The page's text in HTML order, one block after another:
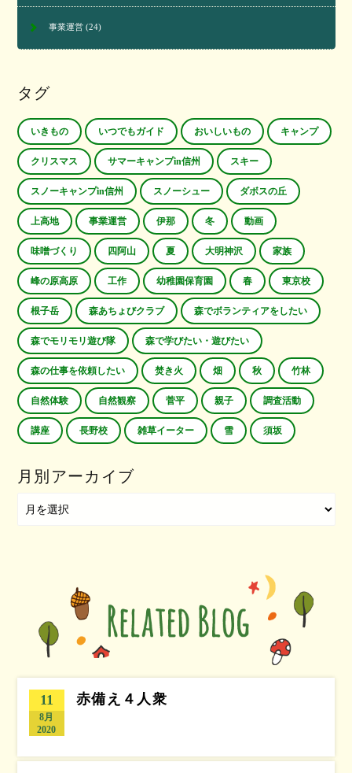
事業運営(24)
タグ
いきもの いつでもガイド おいしいもの キャンプ
クリスマス サマーキャンプin信州 スキー
スノーキャンプin信州 スノーシュー ダボスの丘
上高地 事業運営 伊那 冬 動画
味噌づくり 四阿山 夏 大明神沢 家族
峰の原高原 工作 幼稚園保育園 春 東京校
根子岳 森あちょびクラブ 森でボランティアをしたい
森でモリモリ遊び隊 森で学びたい・遊びたい
森の仕事を依頼したい 焚き火 畑 秋 竹林
自然体験 自然観察 菅平 親子 調査活動
講座 長野校 雑草イーター 雪 須坂
月別アーカイブ
11
8月
2020
赤備え４人衆